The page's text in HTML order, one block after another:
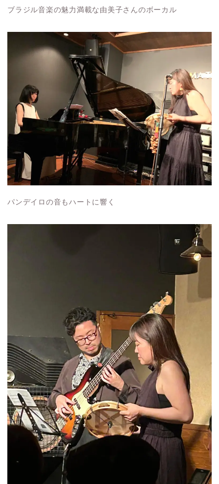
ブラジル音楽の魅力満載な由美子さんのボーカル
パンデイロの音もハートに響く